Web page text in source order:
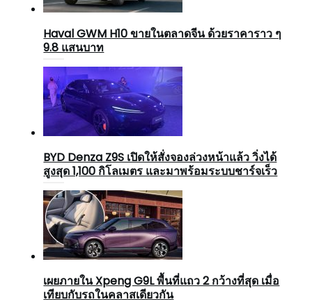
Haval GWM H10 ขายในตลาดจีน ด้วยราคาราว ๆ
9.8 แสนบาท
BYD Denza Z9S เปิดให้สั่งจองล่วงหน้าแล้ว วิ่งได้
สูงสุด 1,100 กิโลเมตร และมาพร้อมระบบชาร์จเร็ว
เผยภายใน Xpeng G9L พื้นที่แถว 2 กว้างที่สุด เมื่อ
เทียบกับรถในคลาสเดียวกัน